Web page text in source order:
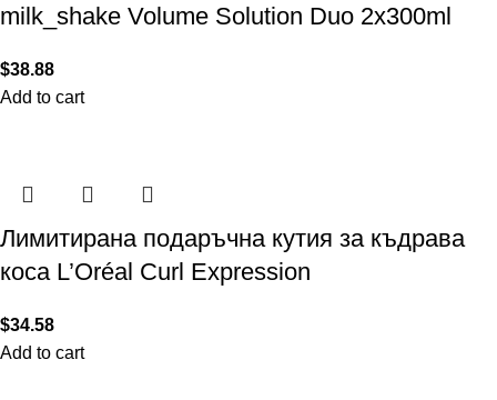
milk_shake Volume Solution Duo 2x300ml
$38.88
Add to cart
Лимитирана подаръчна кутия за къдрава
коса L’Oréal Curl Expression
$34.58
Add to cart